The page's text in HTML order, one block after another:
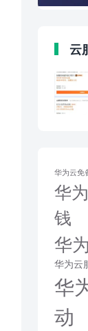
云
华为云免
华
钱
华
华为云
华
动